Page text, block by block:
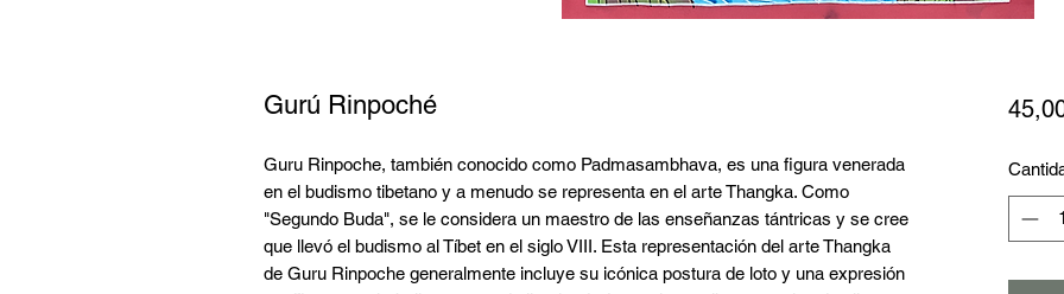
Gurú Rinpoché
Guru Rinpoche, también conocido como Padmasambhava, es una figura venerada
en el budismo tibetano y a menudo se representa en el arte Thangka. Como
"Segundo Buda", se le considera un maestro de las enseñanzas tántricas y se cree
que llevó el budismo al Tíbet en el siglo VIII. Esta representación del arte Thangka
de Guru Rinpoche generalmente incluye su icónica postura de loto y una expresión